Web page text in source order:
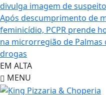
divulga imagem de
Após descumprimento de
feminicídio, PCPR prende
na microrregião de
drogas
EM ALTA
MENU